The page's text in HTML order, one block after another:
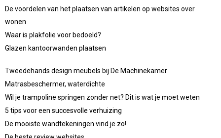
De voordelen van het plaatsen van artikelen op websites over
wonen
Waar is plakfolie voor bedoeld?
Glazen kantoorwanden plaatsen
Tweedehands design meubels bij De Machinekamer
Matrasbeschermer, waterdichte
Wil je trampoline springen zonder net? Dit is wat je moet weten
5 tips voor een succesvolle verhuizing
De mooiste wandtekeningen vind je zo!